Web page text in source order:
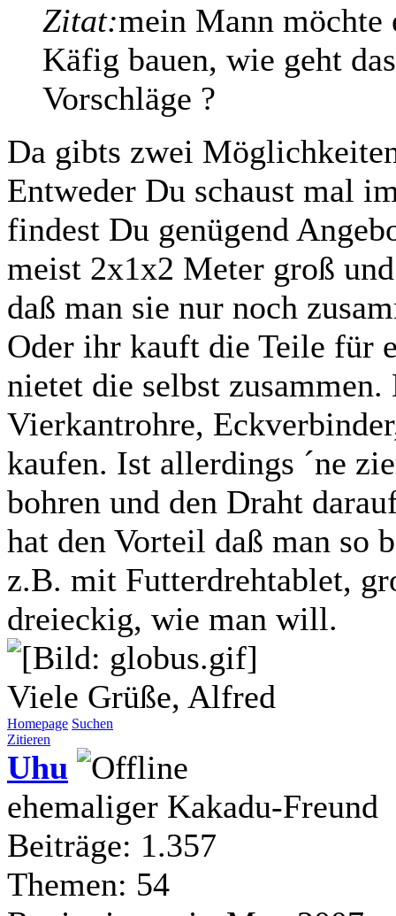
Zitat:mein Mann
Käfig bauen, wie geht
Vorschläge ?
Da gibts zwei
Entweder Du schaust mal
findest Du genügend
meist 2x1x2 Meter groß
daß man sie nur noch
Oder ihr kauft die Teile für
nietet die selbst
Vierkantrohre,
kaufen. Ist allerdings ´ne
bohren und den Draht
hat den Vorteil daß man so
z.B. mit Futterdrehtablet,
dreieckig, wie man will.
Viele Grüße, Alfred
Homepage Suchen
Zitieren
Uhu
ehemaliger Kakadu-Freund
Beiträge: 1.357
Themen: 54